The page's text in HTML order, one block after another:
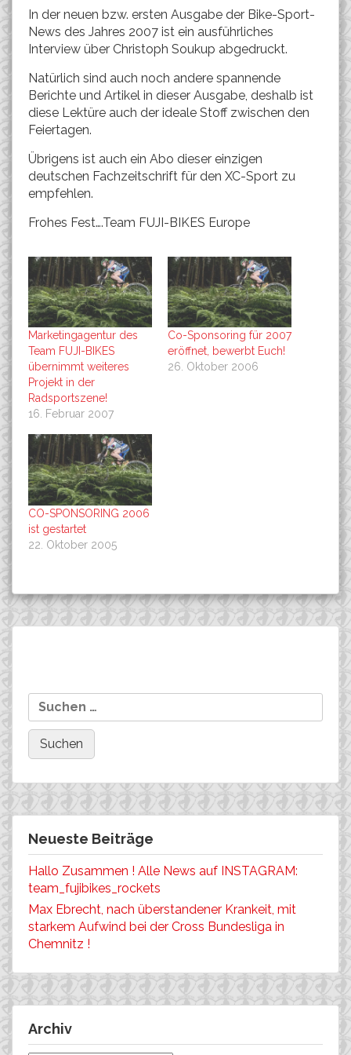
In der neuen bzw. ersten Ausgabe der Bike-Sport-
News des Jahres 2007 ist ein ausführliches
Interview über Christoph Soukup abgedruckt.
Natürlich sind auch noch andere spannende
Berichte und Artikel in dieser Ausgabe, deshalb ist
diese Lektüre auch der ideale Stoff zwischen den
Feiertagen.
Übrigens ist auch ein Abo dieser einzigen
deutschen Fachzeitschrift für den XC-Sport zu
empfehlen.
Frohes Fest….Team FUJI-BIKES Europe
Marketingagentur des
Team FUJI-BIKES
übernimmt weiteres
Projekt in der
Radsportszene!
16. Februar 2007
Co-Sponsoring für 2007
eröffnet, bewerbt Euch!
26. Oktober 2006
CO-SPONSORING 2006
ist gestartet
22. Oktober 2005
Neueste Beiträge
Hallo Zusammen ! Alle News auf INSTAGRAM:
team_fujibikes_rockets
Max Ebrecht, nach überstandener Krankeit, mit
starkem Aufwind bei der Cross Bundesliga in
Chemnitz !
Archiv